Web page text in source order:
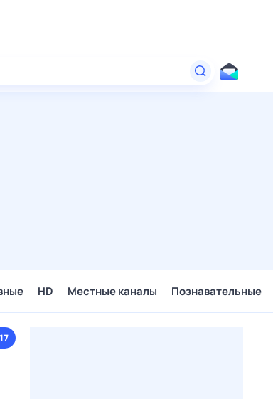
HD Местные каналы Познавательные
17